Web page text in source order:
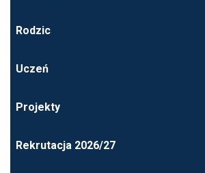
Rodzic
Uczeń
Projekty
Rekrutacja 2026/27